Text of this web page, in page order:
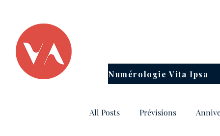
Numérologie Vita Ipsa
All Posts Prévisions